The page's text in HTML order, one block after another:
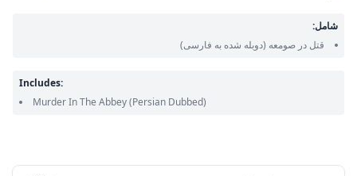
شامل:
قتل در صومعه (دوبله شده به فارسی)
Includes:
Murder In The Abbey(Persian Dubbed)